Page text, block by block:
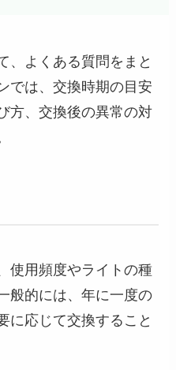
、よくある質問をまと
では、交換時期の目安
方、交換後の異常の対
使用頻度やライトの種
般的には、年に一度の
に応じて交換すること